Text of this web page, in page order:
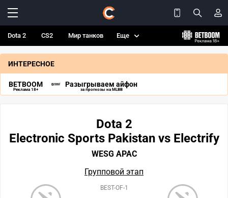
Dota 2 CS2 Мир танков Еще
ИНТЕРЕСНОЕ
BETBOOM
Реклама 18+
Разыгрываем айфон
за прогнозы на MLBB
Dota 2
Electronic Sports Pakistan vs Electrify
WESG APAC
Групповой этап
BEST-OF-1